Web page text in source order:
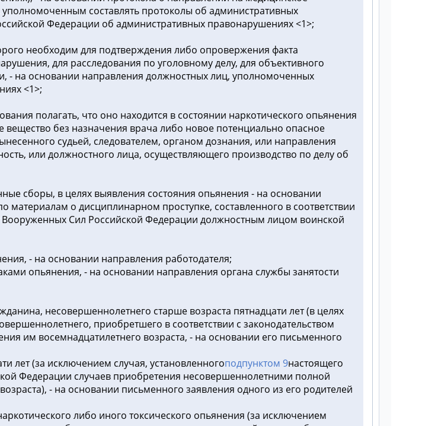
составлять протоколы об административных
Федерации об административных правонарушениях <1>;
необходим для подтверждения либо опровержения факта
для расследования по уголовному делу, для объективного
- на основании направления должностных лиц, уполномоченных
<1>;
полагать, что оно находится в состоянии наркотического опьянения
без назначения врача либо новое потенциально опасное
судьей, следователем, органом дознания, или направления
или должностного лица, осуществляющего производство по делу об
сборы, в целях выявления состояния опьянения - на основании
о дисциплинарном проступке, составленного в соответствии
Вооруженных Сил Российской Федерации должностным лицом воинской
- на основании направления работодателя;
опьянения, - на основании направления органа службы занятости
несовершеннолетнего старше возраста пятнадцати лет (в целях
приобретшего в соответствии с законодательством
им восемнадцатилетнего возраста, - на основании его письменного
лет (за исключением случая, установленногоподпунктом 9настоящего
Федерации случаев приобретения несовершеннолетними полной
- на основании письменного заявления одного из его родителей
либо иного токсического опьянения (за исключением